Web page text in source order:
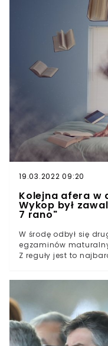
roku ponownie
maturalnego. Jakie
tegoroczni zdający i
nie powtórzyły?Dla
stresujące dni w
poprzedni rok
w czterech ścianach
poważne prognozy
egzaminów
może to być
obawy są słuszne i
sami uczniowie?
19.03.2022 09:20
Kolejna afera w
Wykop był
7 rano"
W środę odbył się
egzaminów
Z reguły jest to
internecie pojawiają
odpowiedziami, która
możliwe?Egzamin
się dziś o godzinie
niego 259 272
jego przebiegiem